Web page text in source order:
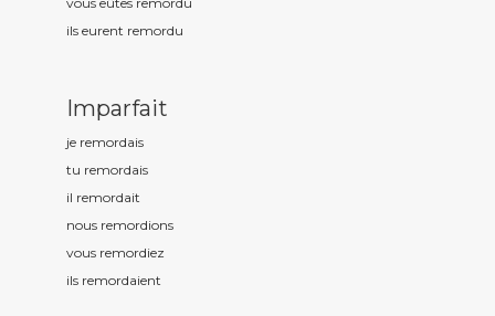
ils eurent remordu
Imparfait
je remordais
tu remordais
il remordait
nous remordions
vous remordiez
ils remordaient